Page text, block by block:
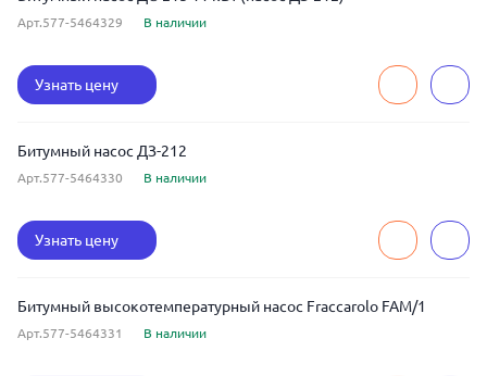
Арт.577-5464329 В наличии
Узнать цену
Битумный насос ДЗ-212
Арт.577-5464330 В наличии
Узнать цену
Битумный высокотемпературный насос Fraccarolo FAM/1
Арт.577-5464331 В наличии